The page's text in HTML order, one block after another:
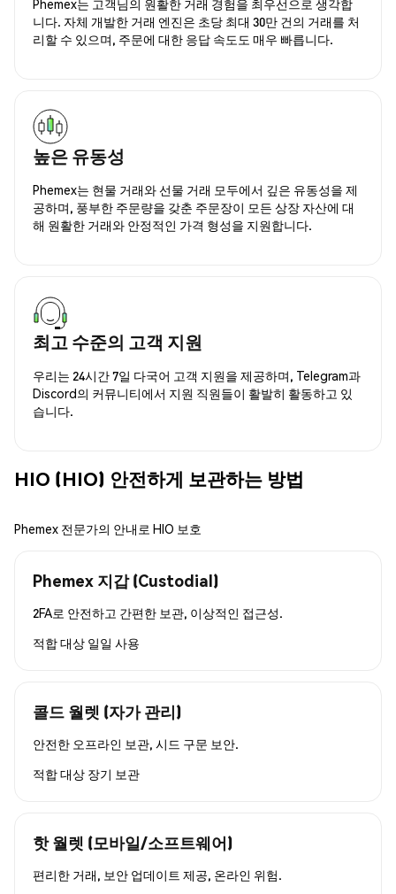
Phemex는 고객님의 원활한 거래 경험을 최우선으로 생각합
니다. 자체 개발한 거래 엔진은 초당 최대 30만 건의 거래를 처
리할 수 있으며, 주문에 대한 응답 속도도 매우 빠릅니다.
높은 유동성
Phemex는 현물 거래와 선물 거래 모두에서 깊은 유동성을 제
공하며, 풍부한 주문량을 갖춘 주문장이 모든 상장 자산에 대
해 원활한 거래와 안정적인 가격 형성을 지원합니다.
최고 수준의 고객 지원
우리는 24시간 7일 다국어 고객 지원을 제공하며, Telegram과
Discord의 커뮤니티에서 지원 직원들이 활발히 활동하고 있
습니다.
HIO (HIO) 안전하게 보관하는 방법
Phemex 전문가의 안내로 HIO 보호
Phemex 지갑 (Custodial)
2FA로 안전하고 간편한 보관, 이상적인 접근성.
적합 대상 일일 사용
콜드 월렛 (자가 관리)
안전한 오프라인 보관, 시드 구문 보안.
적합 대상 장기 보관
핫 월렛 (모바일/소프트웨어)
편리한 거래, 보안 업데이트 제공, 온라인 위험.